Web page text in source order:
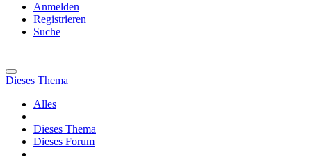
Anmelden
Registrieren
Suche
Dieses Thema
Alles
Dieses Thema
Dieses Forum